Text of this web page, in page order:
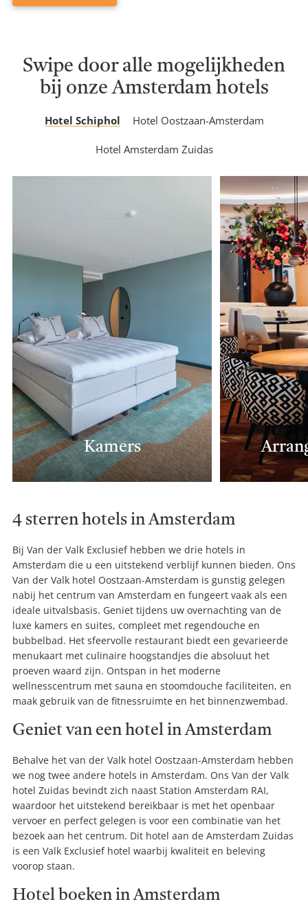
Swipe door alle mogelijkheden
bij onze Amsterdam hotels
Hotel Schiphol Hotel Oostzaan-Amsterdam
Hotel Amsterdam Zuidas
Kamers
4 sterren hotels in Amsterdam
Bij Van der Valk Exclusief hebben we drie hotels in
Amsterdam die u een uitstekend verblijf kunnen bieden. Ons
Van der Valk hotel Oostzaan-Amsterdam is gunstig gelegen
nabij het centrum van Amsterdam en fungeert vaak als een
ideale uitvalsbasis. Geniet tijdens uw overnachting van de
luxe kamers en suites, compleet met regendouche en
bubbelbad. Het sfeervolle restaurant biedt een gevarieerde
menukaart met culinaire hoogstandjes die absoluut het
proeven waard zijn. Ontspan in het moderne
wellnesscentrum met sauna en stoomdouche faciliteiten, en
maak gebruik van de fitnessruimte en het binnenzwembad.
Geniet van een hotel in Amsterdam
Behalve het van der Valk hotel Oostzaan-Amsterdam hebben
we nog twee andere hotels in Amsterdam. Ons Van der Valk
hotel Zuidas bevindt zich naast Station Amsterdam RAI,
waardoor het uitstekend bereikbaar is met het openbaar
vervoer en perfect gelegen is voor een combinatie van het
bezoek aan het centrum. Dit hotel aan de Amsterdam Zuidas
is een Valk Exclusief hotel waarbij kwaliteit en beleving
voorop staan.
Hotel boeken in Amsterdam